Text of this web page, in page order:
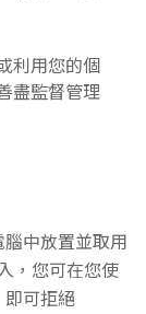
利用您的個
盡監督管理
中放置並取用
，您可在您使
即可拒絕